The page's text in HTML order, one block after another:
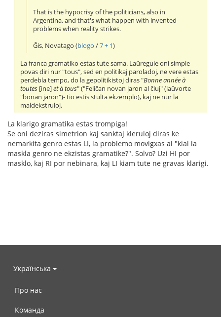
That is the hypocrisy of the politicians, also in
Argentina, and that's what happen with invented
problems when reality strikes.
Ĝis, Novatago (blogo /7 + 1)
La franca gramatiko estas tute sama. Laŭregule oni simple
povas diri nur "tous", sed en politikaj paroladoj, ne vere estas
perdebla tempo, do la gepolitikistoj diras "Bonne année à
toutes [ine]et à tous" ("Feliĉan novan jaron al ĉiuj" (laŭvorte
"bonan jaron")- tio estis stulta ekzemplo), kaj ne nur la
maldekstruloj.
La klarigo gramatika estas trompiga!
Se oni deziras simetrion kaj sanktaj kleruloj diras ke
nemarkita genro estas LI, la problemo movigxas al "kial la
maskla genro ne ekzistas gramatike?". Solvo? Uzi HI por
masklo, kaj RI por nebinara, kaj LI kiam tute ne gravas klarigi.
Українська
Про нас
Команда